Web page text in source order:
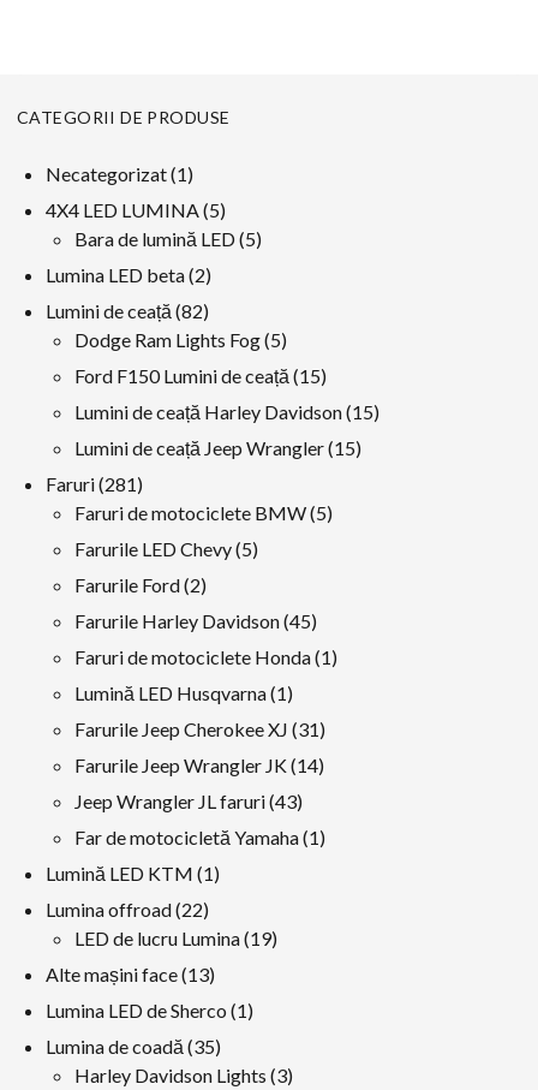
CATEGORII DE PRODUSE
Necategorizat 11
produs
4X4 LED LUMINA 55
produse
Bara de lumină LED 55
Lumina LED beta 22
produse
Lumini de ceață 8282
produse
Dodge Ram Lights Fog 55
produse
Ford F150 Lumini de ceață 1515
produse
Lumini de ceață Harley Davidson 1515
Lumini de ceață Jeep Wrangler 1515
Faruri 281281
produse
Faruri de motociclete BMW 55
Farurile LED Chevy 55
Farurile Ford 22
produse
Farurile Harley Davidson 4545
produse
Faruri de motociclete Honda 11
Lumină LED Husqvarna 11
produs
Farurile Jeep Cherokee XJ 3131
produse
Farurile Jeep Wrangler JK 1414
Jeep Wrangler JL faruri 4343
produse
Far de motocicletă Yamaha 11
Lumină LED KTM 11
Lumina offroad 2222
produse
LED de lucru Lumina 1919
Alte mașini face 1313
produse
Lumina LED de Sherco 11
Lumina de coadă 3535
produse
Harley Davidson Lights 33